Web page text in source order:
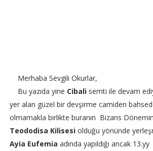
Merhaba Sevgili Okurlar,
Bu yazıda yine Cibali semti ile devam
yer alan güzel bir devşirme camiden
olmamakla birlikte buranın Bizans
Teododisa Kilisesiolduğu yönünde
Ayia Eufemia adında yapıldığı ancak